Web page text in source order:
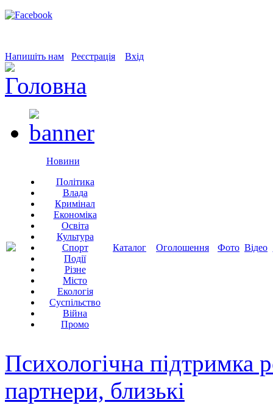
Напишіть нам Реєстрація Вхід
Новини
Політика
Влада
Кримінал
Економіка
Освіта
Культура
Спорт
Події
Різне
Місто
Екологія
Суспільство
Війна
Промо
Каталог Оголошення Фото Відео
Психологічна підтримка
партнери, близькі